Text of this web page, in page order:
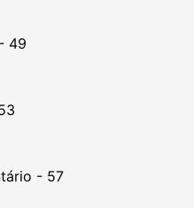
que quiseres.”